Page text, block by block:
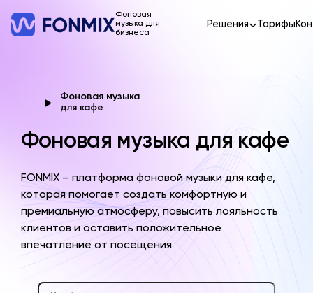
Фоновая
музыка для
бизнеса
Решения Тарифы
Фоновая музыка
для кафе
Фоновая музыка для кафе
FONMIX – платформа фоновой музыки для кафе,
которая помогает создать комфортную и
премиальную атмосферу, повысить лояльность
клиентов и оставить положительное
впечатление от посещения